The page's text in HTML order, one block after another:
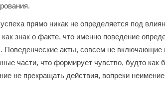
прямо никак не определяется под
знак о факте, что именно поведение
акты, совсем не включающие
части, что формирует чувство, будто как
не прекращать действия, вопреки